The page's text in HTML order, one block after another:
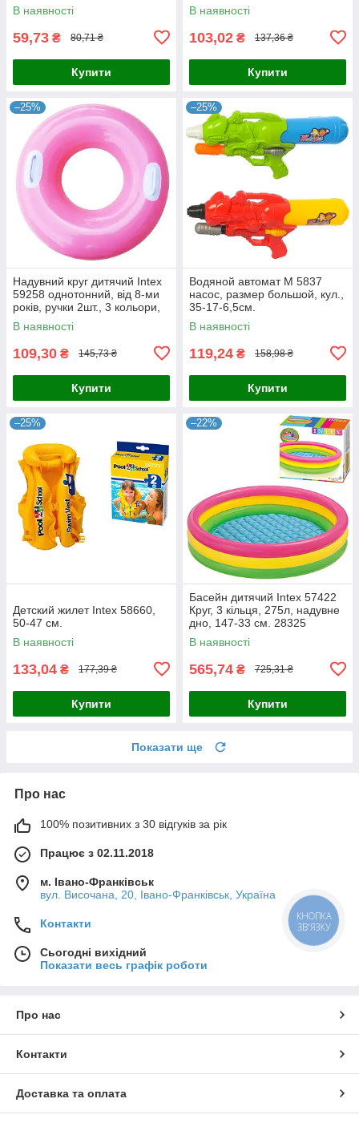
2,5 см.
В наявності
59,73 ₴ 80,71 ₴
Купити
В наявності
103,02 ₴ 137,36 ₴
Купити
–25%
Надувний круг дитячий Intex
59258 однотонний, від 8-ми
років, ручки 2шт., 3 кольори,
25-17-3,5 см. 38315
В наявності
109,30 ₴ 145,73 ₴
Купити
–25%
Водяной автомат M 5837
насос, размер большой, кул.,
35-17-6,5см.
В наявності
119,24 ₴ 158,98 ₴
Купити
–25%
Детский жилет Intex 58660,
50-47 см.
В наявності
133,04 ₴ 177,39 ₴
Купити
–22%
Басейн дитячий Intex 57422
Круг, 3 кільця, 275л, надувне
дно, 147-33 см. 28325
В наявності
565,74 ₴ 725,31 ₴
Купити
Показати ще
Про нас
100% позитивних з 30 відгуків за рік
Працює з 02.11.2018
м. Івано-Франківськ
вул. Височана, 20, Івано-Франківськ, Україна
Контакти
Сьогодні вихідний
Показати весь графік роботи
Про нас
Контакти
Доставка та оплата
КНОПКА
ЗВ'ЯЗКУ